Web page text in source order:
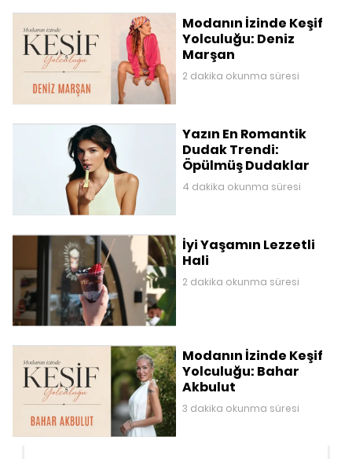
Modanın İzinde Keşif
Yolculuğu: Deniz
Marşan
2 dakika okunma süresi
Yazın En Romantik
Dudak Trendi:
Öpülmüş Dudaklar
4 dakika okunma süresi
İyi Yaşamın Lezzetli
Hali
2 dakika okunma süresi
Modanın İzinde Keşif
Yolculuğu: Bahar
Akbulut
3 dakika okunma süresi